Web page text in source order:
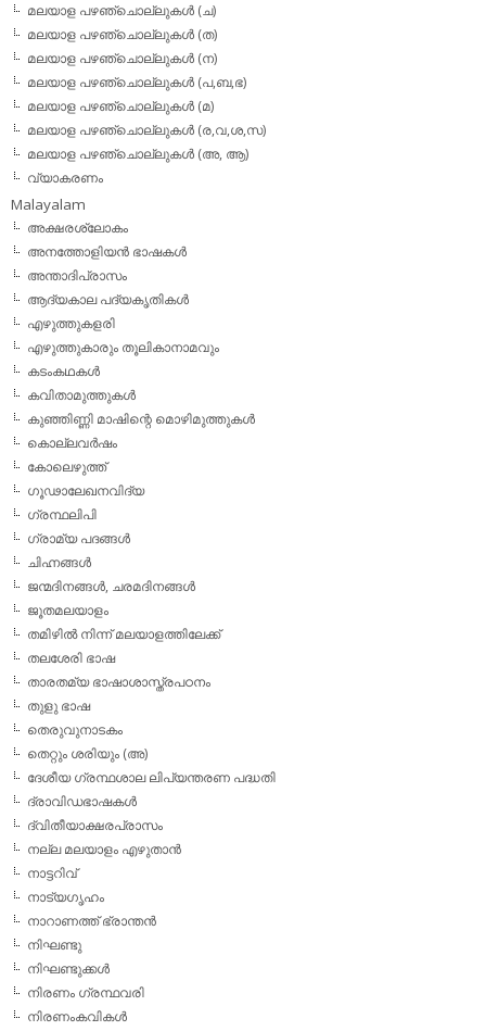
മലയാള പഴഞ്ചൊല്ലുകള്‍ (ച)
മലയാള പഴഞ്ചൊല്ലുകള്‍ (ത)
മലയാള പഴഞ്ചൊല്ലുകള്‍ (ന)
മലയാള പഴഞ്ചൊല്ലുകള്‍ (പ,ബ,ഭ)
മലയാള പഴഞ്ചൊല്ലുകള്‍ (മ)
മലയാള പഴഞ്ചൊല്ലുകള്‍ (ര,വ,ശ,സ)
മലയാള പഴഞ്ചൊല്ലുകൾ (അ, ആ)
വ്യാകരണം
Malayalam
അക്ഷരശ്ലോകം
അനത്തോളിയന്‍ ഭാഷകള്‍
അന്താദിപ്രാസം
ആദ്യകാല പദ്യകൃതികള്‍
എഴുത്തുകളരി
എഴുത്തുകാരും തൂലികാനാമവും
കടംകഥകള്‍
കവിതാമുത്തുകള്‍
കുഞ്ഞിണ്ണി മാഷിന്റെ മൊഴിമുത്തുകള്‍
കൊല്ലവര്‍ഷം
കോലെഴുത്ത്
ഗൂഢാലേഖനവിദ്യ
ഗ്രന്ഥലിപി
ഗ്രാമ്യ പദങ്ങള്‍
ചിഹ്നങ്ങള്‍
ജന്മദിനങ്ങള്‍, ചരമദിനങ്ങള്‍
ജൂതമലയാളം
തമിഴില്‍ നിന്ന് മലയാളത്തിലേക്ക്
തലശേരി ഭാഷ
താരതമ്യ ഭാഷാശാസ്ത്രപഠനം
തുളു ഭാഷ
തെരുവുനാടകം
തെറ്റും ശരിയും (അ)
ദേശീയ ഗ്രന്ഥശാല ലിപ്യന്തരണ പദ്ധതി
ദ്രാവിഡഭാഷകള്‍
ദ്വിതീയാക്ഷരപ്രാസം
നല്ല മലയാളം എഴുതാന്‍
നാട്ടറിവ്
നാട്യഗൃഹം
നാറാണത്ത് ഭ്രാന്തന്‍
നിഘണ്ടു
നിഘണ്ടുക്കള്‍
നിരണം ഗ്രന്ഥവരി
നിരണംകവികള്‍